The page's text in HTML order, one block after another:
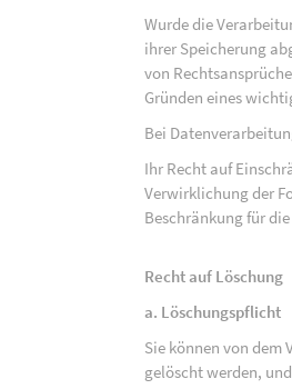
Wurde die
ihrer Speicherung
von
Gründen eines
Bei
Ihr Recht auf
Verwirklichung der
Beschränkung für
Recht auf Löschung
a. Löschungspflicht
Sie können von dem
gelöscht werden,